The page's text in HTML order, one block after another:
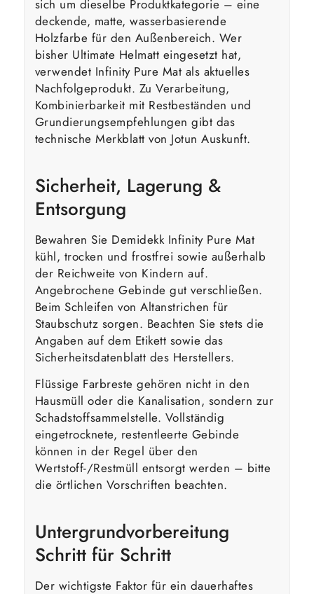
sich um dieselbe Produktkategorie – eine
deckende, matte, wasserbasierende
Holzfarbe für den Außenbereich. Wer
bisher Ultimate Helmatt eingesetzt hat,
verwendet Infinity Pure Mat als aktuelles
Nachfolgeprodukt. Zu Verarbeitung,
Kombinierbarkeit mit Restbeständen und
Grundierungsempfehlungen gibt das
technische Merkblatt von Jotun Auskunft.
Sicherheit, Lagerung &
Entsorgung
Bewahren Sie Demidekk Infinity Pure Mat
kühl, trocken und frostfrei sowie außerhalb
der Reichweite von Kindern auf.
Angebrochene Gebinde gut verschließen.
Beim Schleifen von Altanstrichen für
Staubschutz sorgen. Beachten Sie stets die
Angaben auf dem Etikett sowie das
Sicherheitsdatenblatt des Herstellers.
Flüssige Farbreste gehören nicht in den
Hausmüll oder die Kanalisation, sondern zur
Schadstoffsammelstelle. Vollständig
eingetrocknete, restentleerte Gebinde
können in der Regel über den
Wertstoff-/Restmüll entsorgt werden – bitte
die örtlichen Vorschriften beachten.
Untergrundvorbereitung
Schritt für Schritt
Der wichtigste Faktor für ein dauerhaftes